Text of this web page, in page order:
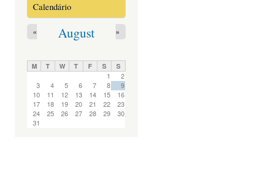
Calendário
August
« »
M T W T F S S
1
2
3
4 5 6 7 8
9
10
11 12 13 14 15
16
17
18 19 20 21 22
23
24
25 26 27 28 29
30
31